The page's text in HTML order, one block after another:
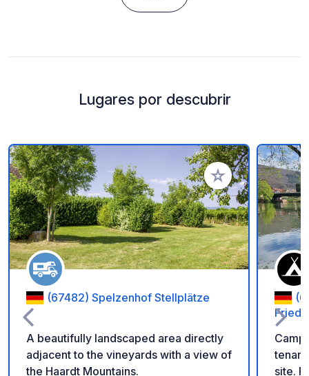
Lugares por descubrir
Añadir a tus
(67482) Spelzenhof Stellplätze
A beautifully landscaped area directly
adjacent to the vineyards with a view of
the Haardt Mountains.
site. Pitches on well-maintained